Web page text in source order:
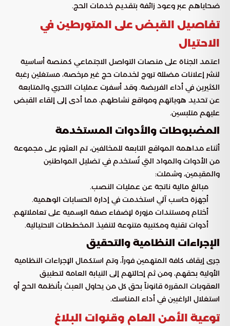
ضحاياهم عبر وعود زائفة بتقديم خدمات الحج.
تفاصيل القبض على المتورطين في
الاحتيال
اعتمد الجناة على منصات التواصل الاجتماعي كمنصة أساسية
لنشر إعلانات مضللة تروج لخدمات حج غير مرخصة، مستغلين رغبة
الكثيرين في أداء الفريضة. وقد أسفرت عمليات التحري والمتابعة
عن تحديد هوياتهم ومواقع نشاطهم، مما أدى إلى إلقاء القبض
عليهم متلبسين.
المضبوطات والأدوات المستخدمة
أثناء مداهمة المواقع التابعة للمخالفين، تم العثور على مجموعة
من الأدوات والمواد التي تُستخدم في تضليل المواطنين
والمقيمين، وشملت:
مبالغ مالية ناتجة عن عمليات النصب.
أجهزة حاسب آلي استخدمت في إدارة الحسابات الوهمية.
أختام ومستندات مزورة لإضفاء صفة الرسمية على تعاملاتهم.
أدوات تقنية ومكتبية متنوعة لتنفيذ المخططات الاحتيالية.
الإجراءات النظامية والتحقيق
جرى إيقاف كافة المتهمين فوراً، وتم استكمال الإجراءات النظامية
الأولية بحقهم، ومن ثم إحالتهم إلى النيابة العامة لتطبيق
العقوبات المقررة قانوناً بحق كل من يحاول العبث بأنظمة الحج أو
استغلال الراغبين في أداء المناسك.
توعية الأمن العام وقنوات البلاغ